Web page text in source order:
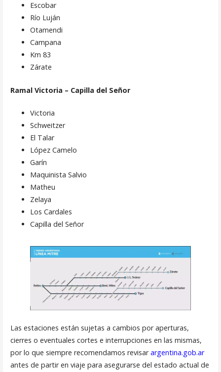
Escobar
Río Luján
Otamendi
Campana
Km 83
Zárate
Ramal Victoria – Capilla del Señor
Victoria
Schweitzer
El Talar
López Camelo
Garín
Maquinista Salvio
Matheu
Zelaya
Los Cardales
Capilla del Señor
Las estaciones están sujetas a cambios por aperturas,
cierres o eventuales cortes e interrupciones en las mismas,
por lo que siempre recomendamos revisarargentina.gob.ar
antes de partir en viaje para asegurarse del estado actual de